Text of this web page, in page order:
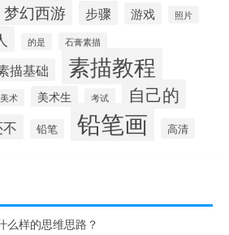
梦幻西游 步骤 游戏 照片
的是 石膏素描
描基础 素描教程
美术 美术生 考试 自己的
铅笔 铅笔画 高清
么样的思维思路？